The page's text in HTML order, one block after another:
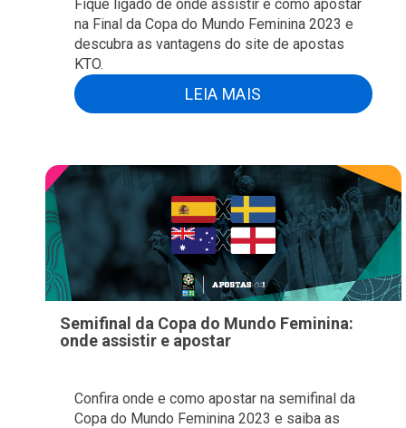
Fique ligado de onde assistir e como apostar
na Final da Copa do Mundo Feminina 2023 e
descubra as vantagens do site de apostas
KTO.
LEIA MAIS
Semifinal da Copa do Mundo Feminina:
onde assistir e apostar
Confira onde e como apostar na semifinal da
Copa do Mundo Feminina 2023 e saiba as